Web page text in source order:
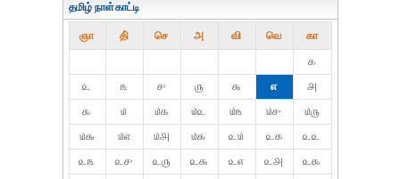
தமிழ் நாள்காட்டி
ஞா தி் செ அ வி வெ கா
௧
௨
௩ ௪ ௫ ௬ ௭
௮
௯
௰ ௰௧ ௰௨ ௰௩ ௰௪
௰௫
௰௬
௰௭ ௰௮ ௰௯ ௨௰ ௨௧
௨௨
௨௩
௨௪ ௨௫ ௨௬ ௨௭ ௨௮
௨௯